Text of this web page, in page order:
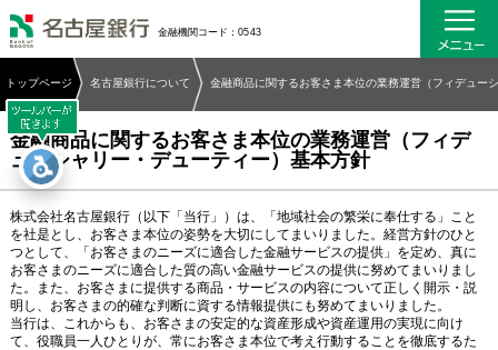
名古屋銀行
金融機関コード：0543
トップページ 名古屋銀行について 金融商品に関するお客さま本位の業務運営（フィデュー
金融商品に関するお客さま本位の業務運営（フィデ
ューシャリー・デューティー）基本方針
株式会社名古屋銀行（以下「当行」）は、「地域社会の繁栄に奉仕する」こと
を社是とし、お客さま本位の姿勢を大切にしてまいりました。経営方針のひと
つとして、「お客さまのニーズに適合した金融サービスの提供」を定め、真に
お客さまのニーズに適合した質の高い金融サービスの提供に努めてまいりまし
た。また、お客さまに提供する商品・サービスの内容について正しく開示・説
明し、お客さまの的確な判断に資する情報提供にも努めてまいりました。
当行は、これからも、お客さまの安定的な資産形成や資産運用の実現に向け
て、役職員一人ひとりが、常にお客さま本位で考え行動することを徹底するた